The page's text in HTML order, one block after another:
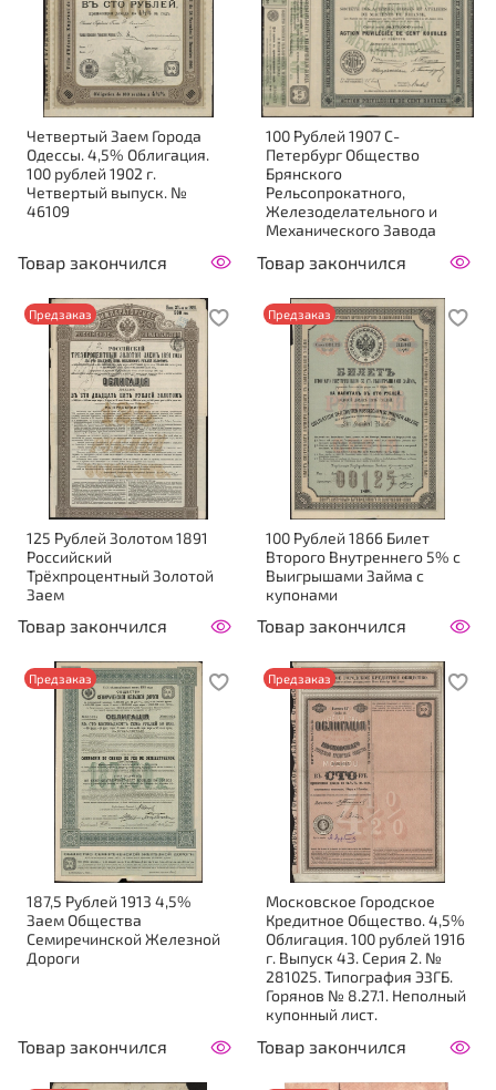
Четвертый Заем Города
Одессы. 4,5% Облигация.
100 рублей 1902 г.
Четвертый выпуск. №
46109
Товар закончился
100 Рублей 1907 С-
Петербург Общество
Брянского
Рельсопрокатного,
Железоделательного и
Механического Завода
Товар закончился
Предзаказ
125 Рублей Золотом 1891
Российский
Трёхпроцентный Золотой
Заем
Товар закончился
Предзаказ
100 Рублей 1866 Билет
Второго Внутреннего 5% с
Выигрышами Займа с
купонами
Товар закончился
Предзаказ
187,5 Рублей 1913 4,5%
Заем Общества
Семиречинской Железной
Дороги
Товар закончился
Предзаказ
Московское Городское
Кредитное Общество. 4,5%
Облигация. 100 рублей 1916
г. Выпуск 43. Серия 2. №
281025. Типография ЭЗГБ.
Горянов № 8.27.1. Неполный
купонный лист.
Товар закончился